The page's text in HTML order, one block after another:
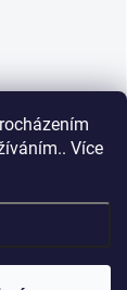
Více